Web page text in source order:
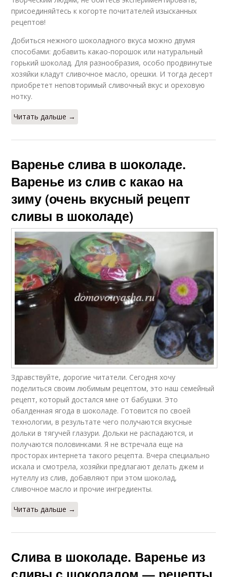
присоединяйтесь к когорте почитателей изысканных
рецептов!
Добиться нежного шоколадного вкуса можно двумя
способами: добавить какао-порошок или натуральный
горький шоколад. Для разнообразия, особо продвинутые
хозяйки кладут сливочное масло, орешки. И тогда десерт
приобретет неповторимый сливочный вкус и ореховую
нотку.
Читать дальше →
Варенье слива в шоколаде.
Варенье из слив с какао на
зиму (очень вкусный рецепт
сливы в шоколаде)
Здравствуйте, дорогие читатели. Сегодня хочу
поделиться своим любимым рецептом, это наш семейный
рецепт, который достался мне от бабушки. Это
обалденная ягода в шоколаде. Готовится по своей
технологии, в результате чего получаются вкусные
дольки в тягучей глазури. Дольки не распадаются, и
получаются половинками. Я не встречала еще на
просторах интернета такого рецепта. Вчера специально
искала и смотрела, хозяйки предлагают делать джем и
нутеллу из слив, добавляют при этом шоколад,
сливочное масло и прочие ингредиенты.
Читать дальше →
Слива в шоколаде. Варенье из